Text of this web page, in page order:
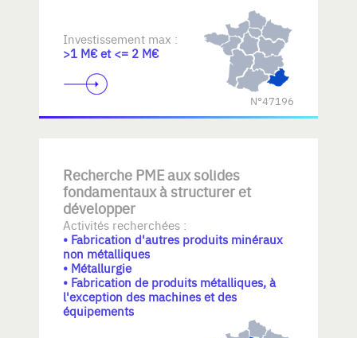
Investissement max :
>1 M€ et <= 2 M€
N°47196
Recherche PME aux solides
fondamentaux à structurer et
développer
Activités recherchées :
• Fabrication d'autres produits minéraux
non métalliques
• Métallurgie
• Fabrication de produits métalliques, à
l'exception des machines et des
équipements